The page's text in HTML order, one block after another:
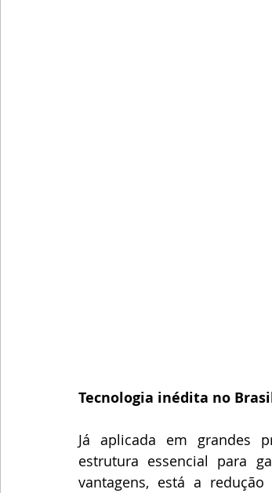
Tecnologia inédita no
Já aplicada em grandes
estrutura essencial para
vantagens, está a